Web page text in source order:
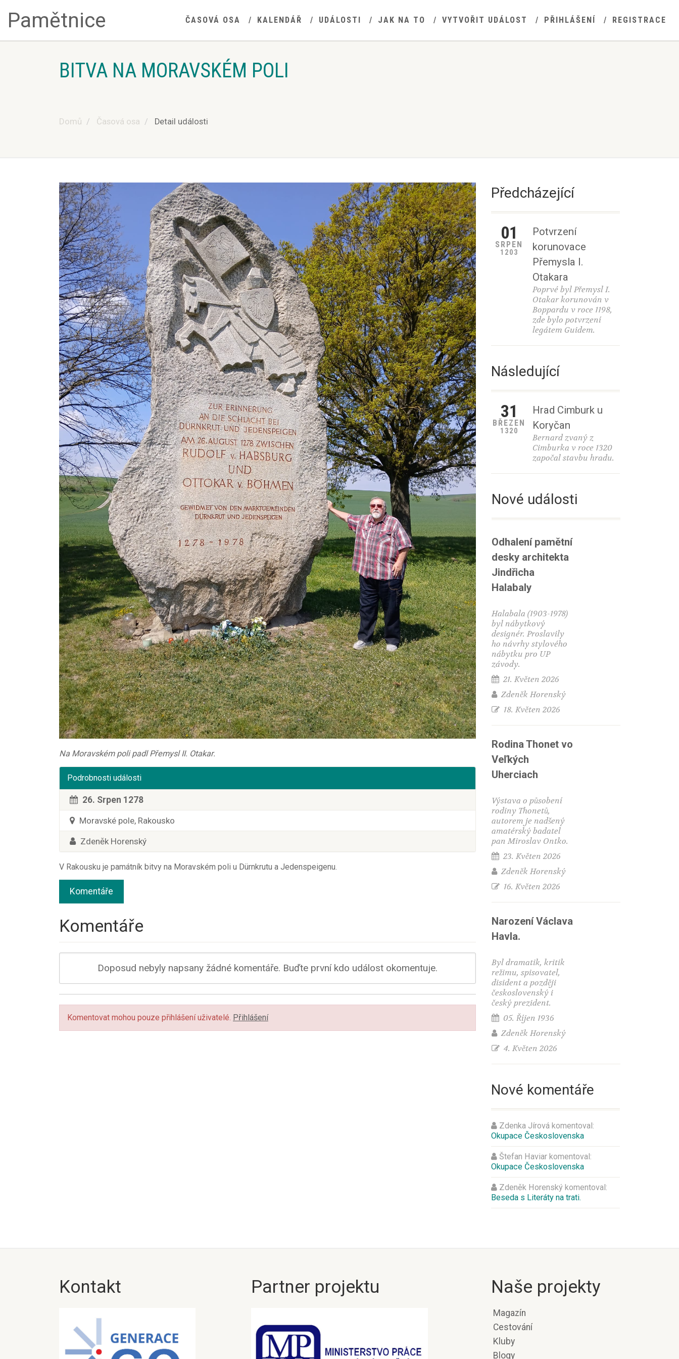
Pamětnice ČASOVÁ OSA KALENDÁŘ UDÁLOSTI JAK NA TO VYTVOŘIT UDÁLOST PŘIHLÁŠENÍ REGISTRACE
BITVA NA MORAVSKÉM POLI
Domů Časová osa Detail události
Na Moravském poli padl Přemysl II. Otakar.
Podrobnosti události
26. Srpen 1278
Moravské pole, Rakousko
Zdeněk Horenský
V Rakousku je památník bitvy na Moravském poli u Dürnkrutu a Jedenspeigenu.
Komentáře
Komentáře
Doposud nebyly napsany žádné komentáře. Buďte první kdo událost okomentuje.
Komentovat mohou pouze přihlášení uživatelé. Přihlášení
Předcházející
01
SRPEN
1203
Potvrzení
korunovace
Přemysla I.
Otakara
Poprvé byl Přemysl I.
Otakar korunován v
Boppardu v roce 1198,
zde bylo potvrzení
legátem Guidem.
Následující
31
BŘEZEN
1320
Hrad Cimburk u
Koryčan
Bernard zvaný z
Cimburka v roce 1320
započal stavbu hradu.
Nové události
Odhalení pamětní
desky architekta
Jindřicha
Halabaly
Halabala (1903-1978)
byl nábytkový
designér. Proslavily
ho návrhy stylového
nábytku pro UP
závody.
21. Květen 2026
Zdeněk Horenský
18. Květen 2026
Rodina Thonet vo
Veľkých
Uherciach
Výstava o působení
rodiny Thonetů,
autorem je nadšený
amatérský badatel
pan Miroslav Ontko.
23. Květen 2026
Zdeněk Horenský
16. Květen 2026
Narození Václava
Havla.
Byl dramatik, kritik
režimu, spisovatel,
disident a později
československý i
český prezident.
05. Říjen 1936
Zdeněk Horenský
4. Květen 2026
Nové komentáře
Zdenka Jírová komentoval:
Okupace Československa
Štefan Haviar komentoval:
Okupace Československa
Zdeněk Horenský komentoval:
Beseda s Literáty na trati.
Kontakt Partner projektu Naše projekty
Magazín
Cestování
Kluby
Blogy